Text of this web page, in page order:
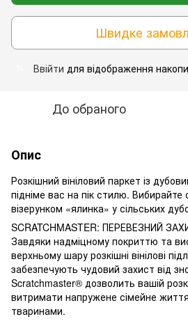
Швидке
Ввійти для відображення
До обраного
Опис
Розкішний вініловий паркет із
підніме вас на пік стилю. Вибирайте
візерунком «ялинка» у сільських
SCRATCHMASTER: ПЕРЕВЕЗНИЙ
Завдяки надміцному покриттю та
верхньому шару розкішні вінілові
забезпечують чудовий захист від
Scratchmaster® дозволить вашій
витримати напружене сімейне
тваринами.